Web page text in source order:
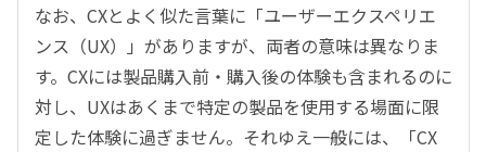
なお、CXとよく似た言葉に「ユーザーエクスペリエ
ンス（UX）」がありますが、両者の意味は異なりま
す。CXには製品購入前・購入後の体験も含まれるのに
対し、UXはあくまで特定の製品を使用する場面に限
定した体験に過ぎません。それゆえ一般には、「CX